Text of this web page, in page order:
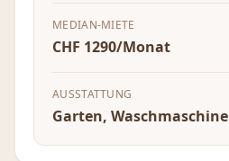
MEDIAN-MIETE
CHF 1290/Monat
AUSSTATTUNG
Garten, Waschmaschine